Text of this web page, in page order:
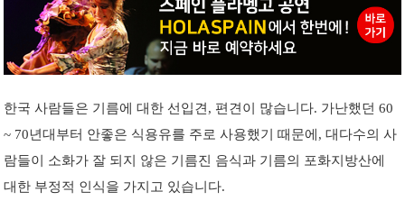
한국 사람들은 기름에 대한 선입견, 편견이 많습니다. 가난했던 60
~ 70년대부터 안좋은 식용유를 주로 사용했기 때문에, 대다수의 사
람들이 소화가 잘 되지 않은 기름진 음식과 기름의 포화지방산에
대한 부정적 인식을 가지고 있습니다.